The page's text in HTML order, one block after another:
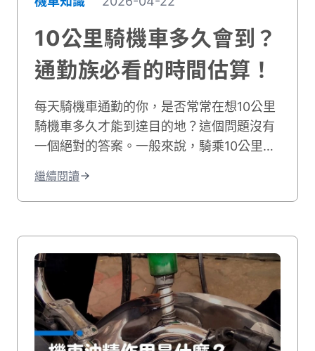
10公里騎機車多久會到？
通勤族必看的時間估算！
每天騎機車通勤的你，是否常常在想10公里
騎機車多久才能到達目的地？這個問題沒有
一個絕對的答案。一般來說，騎乘10公里大
多因素而改變。影響機車通勤時間的關鍵因
素有很多。道路類型是其中之一，市區道路
量、個人騎乘習慣都會造成時間差異。這篇
文章將深入探討不同情況下的騎乘時間。我
們會分析各種道路類型所需的時間、說明影
響通勤的主要因素。同時也會分享實用的時
間規劃技巧，讓你每天出門前都能準確估算
繼續閱讀